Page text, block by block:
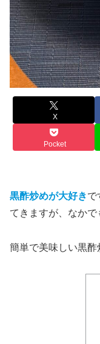
X
Pocket
黒酢炒めが大好きで
てきますが、なかで
簡単で美味しい黒